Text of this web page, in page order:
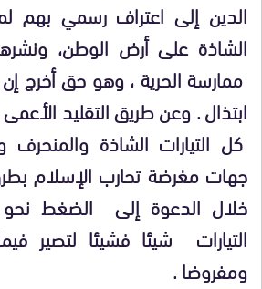
الدين إلى اعتراف رسمي بهم
الشاذة على أرض الوطن،
ممارسة الحرية ، وهو حق أخرج إن
ابتذال . وعن طريق التقليد الأعمى
كل التيارات الشاذة
جهات مغرضة تحارب الإسلام
خلال الدعوة إلى الضغط
التيارات شيئا فشيئا لتصير
ومفروضا .